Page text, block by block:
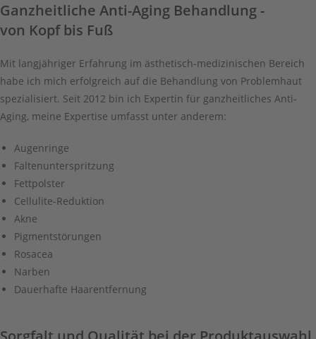
Ganzheitliche Anti-Aging Behandlung -
von Kopf bis Fuß
Mit langjähriger Erfahrung im ästhetisch-medizinischen Bereich
habe ich mich erfolgreich auf die Behandlung von Problemhaut
spezialisiert. Seit 2012 bin ich Expertin für ganzheitliches Anti-
Aging, meine Expertise umfasst unter anderem:
Augenringe
Faltenunterspritzung
Fettpolster
Cellulite-Reduktion
Akne
Pigmentstörungen
Rosacea
Narben
Dauerhafte Haarentfernung